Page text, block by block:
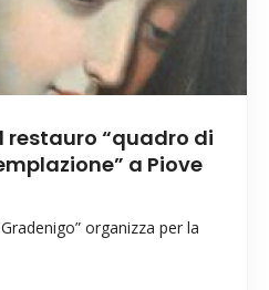
restauro “quadro di
a Piove
organizza per la